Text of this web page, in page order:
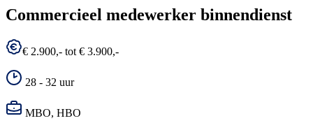
Commercieel medewerker binnendienst
€ 2.900,- tot € 3.900,-
28 - 32 uur
MBO, HBO